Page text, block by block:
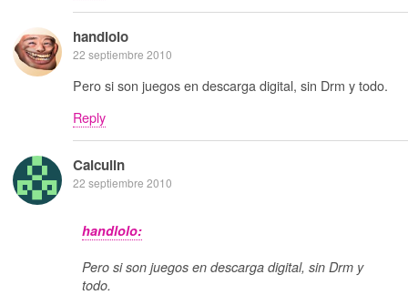
handlolo
22 septiembre 2010
Pero si son juegos en descarga digital, sin Drm y todo.
Reply
Calculin
22 septiembre 2010
handlolo:
Pero si son juegos en descarga digital, sin Drm y
todo.